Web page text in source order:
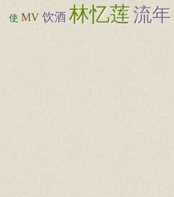
使 MV 饮酒 林忆莲流年